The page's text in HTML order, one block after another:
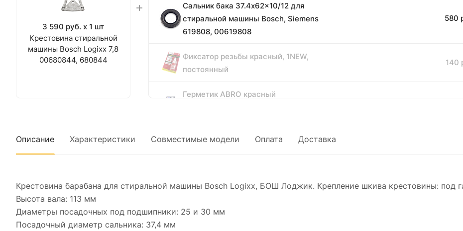
3 590 руб. x 1 шт
Крестовина стиральной
машины Bosch Logixx 7,8
00680844, 680844
Сальник бака 37.4x62x10/12 для
стиральной машины Bosch, Siemens
619808, 00619808
580
Фиксатор резьбы красный, 1NEW,
постоянный
140
Герметик ABRO красный
Описание Характеристики Совместимые модели Оплата Доставка
Крестовина барабана для стиральной машины Bosch Logixx, БОШ Лоджик. Крепление шкива крестовины: под
Высота вала: 113 мм
Диаметры посадочных под подшипники: 25 и 30 мм
Посадочный диаметр сальника: 37,4 мм